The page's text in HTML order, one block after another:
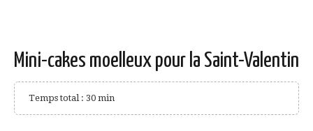
Mini-cakes moelleux pour la Saint-Valentin
Temps total : 30 min